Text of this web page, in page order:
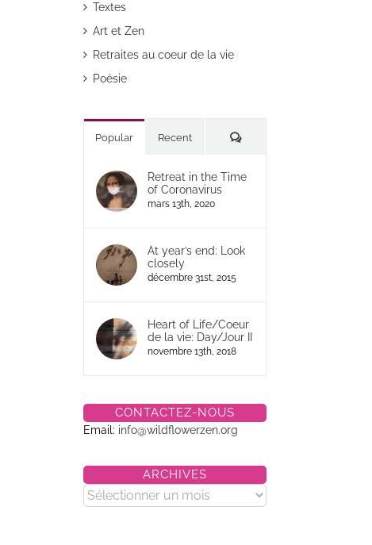
Textes
Art et Zen
Retraites au coeur de la vie
Poésie
Popular Recent Commentaires
Retreat in the Time
of Coronavirus
mars 13th, 2020
At year’s end: Look
closely
décembre 31st, 2015
Heart of Life/Coeur
de la vie: Day/Jour II
novembre 13th, 2018
CONTACTEZ-NOUS
Email: info@wildflowerzen.org
ARCHIVES
Archives